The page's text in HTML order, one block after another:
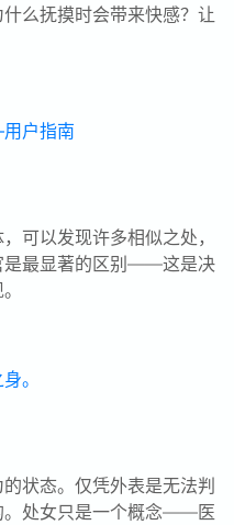
么抚摸时会带来快感？让
可以发现许多相似之处，
是最显著的区别——这是决
状态。仅凭外表是无法判
。处女只是一个概念——医